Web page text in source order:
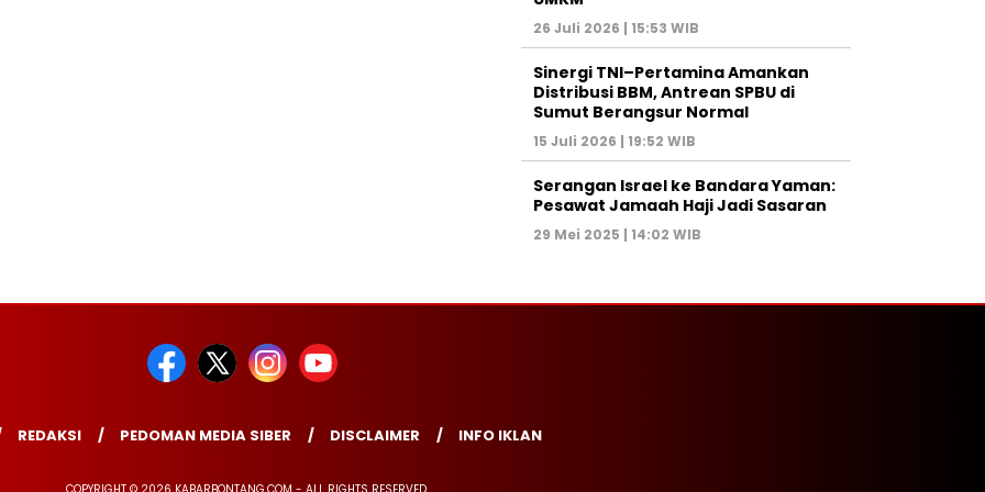
26 Juli 2026 | 15:53 WIB
Sinergi TNI–Pertamina Amankan
Distribusi BBM, Antrean SPBU di
Sumut Berangsur Normal
15 Juli 2026 | 19:52 WIB
Serangan Israel ke Bandara Yaman:
Pesawat Jamaah Haji Jadi Sasaran
29 Mei 2025 | 14:02 WIB
REDAKSI PEDOMAN MEDIA SIBER DISCLAIMER INFO IKLAN